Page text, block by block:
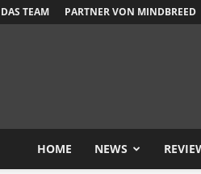
DAS TEAM PARTNER VON MINDBREED
HOME NEWS